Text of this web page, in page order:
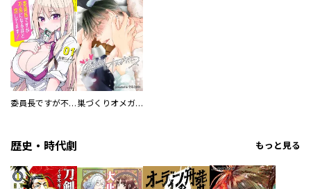
委員長ですが不良になるほど恋してます！ 巣づくりオメガバース
歴史・時代劇 もっと見る